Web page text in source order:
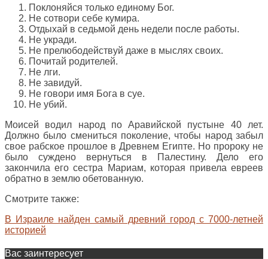
Поклоняйся только единому Бог.
Не сотвори себе кумира.
Отдыхай в седьмой день недели после работы.
Не укради.
Не прелюбодействуй даже в мыслях своих.
Почитай родителей.
Не лги.
Не завидуй.
Не говори имя Бога в суе.
Не убий.
Моисей водил народ по Аравийской пустыне 40 лет.
Должно было смениться поколение, чтобы народ забыл
свое рабское прошлое в Древнем Египте. Но пророку не
было суждено вернуться в Палестину. Дело его
закончила его сестра Мариам, которая привела евреев
обратно в землю обетованную.
Смотрите также:
В Израиле найден самый древний город с 7000-летней
историей
Вас заинтересует